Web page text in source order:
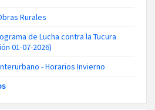
Rurales
de Lucha contra la Tucura
01-07-2026)
- Horarios Invierno